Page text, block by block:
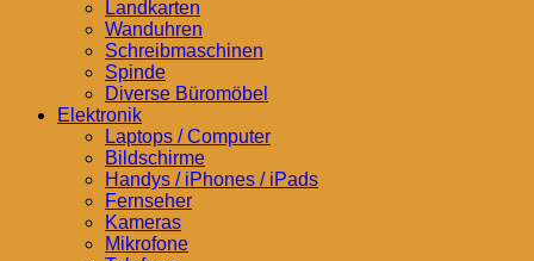
Landkarten
Wanduhren
Schreibmaschinen
Spinde
Diverse Büromöbel
Elektronik
Laptops / Computer
Bildschirme
Handys / iPhones / iPads
Fernseher
Kameras
Mikrofone